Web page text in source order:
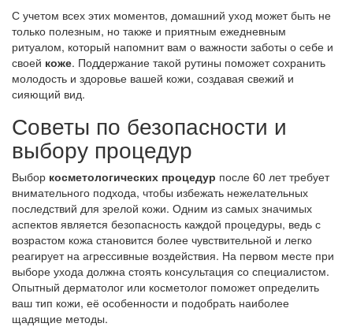
С учетом всех этих моментов, домашний уход может быть не
только полезным, но также и приятным ежедневным
ритуалом, который напомнит вам о важности заботы о себе и
своей коже. Поддержание такой рутины поможет сохранить
молодость и здоровье вашей кожи, создавая свежий и
сияющий вид.
Советы по безопасности и
выбору процедур
Выбор косметологических процедур после 60 лет требует
внимательного подхода, чтобы избежать нежелательных
последствий для зрелой кожи. Одним из самых значимых
аспектов является безопасность каждой процедуры, ведь с
возрастом кожа становится более чувствительной и легко
реагирует на агрессивные воздействия. На первом месте при
выборе ухода должна стоять консультация со специалистом.
Опытный дерматолог или косметолог поможет определить
ваш тип кожи, её особенности и подобрать наиболее
щадящие методы.